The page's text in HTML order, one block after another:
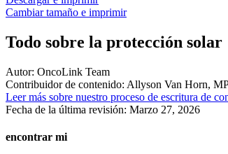
Cambiar tamaño e imprimir
Todo sobre la protección solar
Autor: OncoLink Team
Contribuidor de contenido: Allyson Van Horn,
Leer más sobre nuestro proceso de escritura de
Fecha de la última revisión: Marzo 27, 2026
encontrar mi